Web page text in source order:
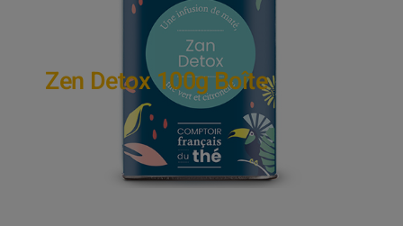
Zen Detox 100g Boîte